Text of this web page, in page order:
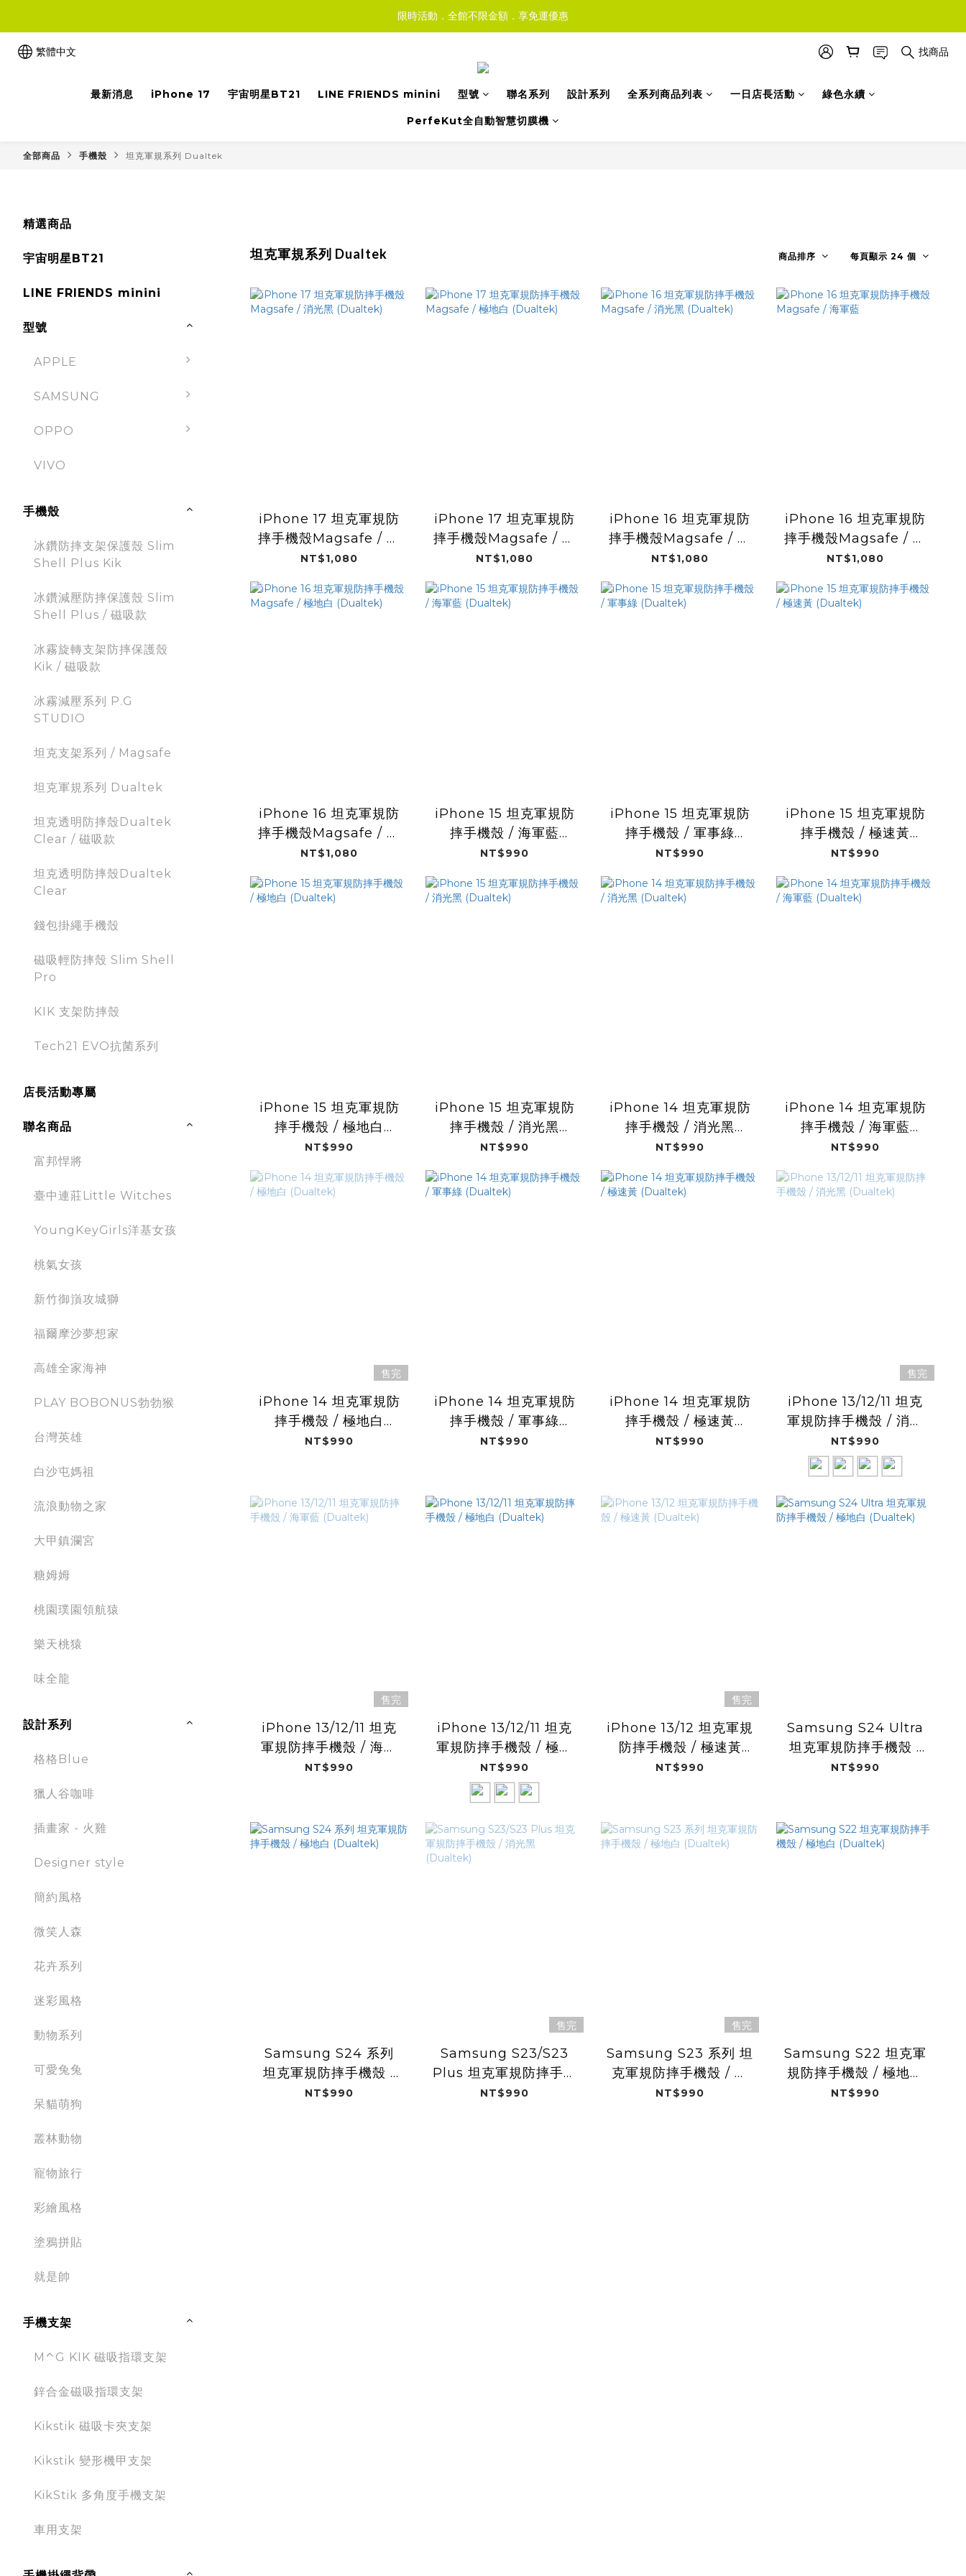
限時活動．全館不限金額．享免運優惠
繁體中文 找商品
最新消息 iPhone 17 宇宙明星BT21 LINE FRIENDS minini 型號 聯名系列 設計系列 全系列商品列表 一日店長活動 綠色永續
PerfeKut全自動智慧切膜機
全部商品 手機殼 坦克軍規系列 Dualtek
精選商品
宇宙明星BT21
LINE FRIENDS minini
型號
APPLE
SAMSUNG
OPPO
VIVO
手機殼
冰鑽防摔支架保護殼 Slim
Shell Plus Kik
冰鑽減壓防摔保護殼 Slim
Shell Plus / 磁吸款
冰霧旋轉支架防摔保護殼
Kik / 磁吸款
冰霧減壓系列 P.G
STUDIO
坦克支架系列 / Magsafe
坦克軍規系列 Dualtek
坦克透明防摔殼Dualtek
Clear / 磁吸款
坦克透明防摔殼Dualtek
Clear
錢包掛繩手機殼
磁吸輕防摔殼 Slim Shell
Pro
KIK 支架防摔殼
Tech21 EVO抗菌系列
店長活動專屬
聯名商品
富邦悍將
臺中連莊Little Witches
YoungKeyGirls洋基女孩
桃氣女孩
新竹御嵿攻城獅
福爾摩沙夢想家
高雄全家海神
PLAY BOBONUS勃勃猴
台灣英雄
白沙屯媽祖
流浪動物之家
大甲鎮瀾宮
糖姆姆
桃園璞園領航猿
樂天桃猿
味全龍
設計系列
格格Blue
獵人谷咖啡
插畫家 - 火雞
Designer style
簡約風格
微笑人森
花卉系列
迷彩風格
動物系列
可愛兔兔
呆貓萌狗
叢林動物
寵物旅行
彩繪風格
塗鴉拼貼
就是帥
手機支架
M⌃G KIK 磁吸指環支架
鋅合金磁吸指環支架
Kikstik 磁吸卡夾支架
Kikstik 變形機甲支架
KikStik 多角度手機支架
車用支架
坦克軍規系列 Dualtek 商品排序 每頁顯示 24 個
iPhone 17 坦克軍規防
摔手機殼Magsafe / 消
光黑 (Dualtek)
NT$1,080
iPhone 17 坦克軍規防
摔手機殼Magsafe / 極
地白 (Dualtek)
NT$1,080
iPhone 16 坦克軍規防
摔手機殼Magsafe / 消
光黑 (Dualtek)
NT$1,080
iPhone 16 坦克軍規防
摔手機殼Magsafe / 海
軍藍
NT$1,080
iPhone 16 坦克軍規防
摔手機殼Magsafe / 極
地白 (Dualtek)
NT$1,080
iPhone 15 坦克軍規防
摔手機殼 / 海軍藍
(Dualtek)
NT$990
iPhone 15 坦克軍規防
摔手機殼 / 軍事綠
(Dualtek)
NT$990
iPhone 15 坦克軍規防
摔手機殼 / 極速黃
(Dualtek)
NT$990
iPhone 15 坦克軍規防
摔手機殼 / 極地白
(Dualtek)
NT$990
iPhone 15 坦克軍規防
摔手機殼 / 消光黑
(Dualtek)
NT$990
iPhone 14 坦克軍規防
摔手機殼 / 消光黑
(Dualtek)
NT$990
iPhone 14 坦克軍規防
摔手機殼 / 海軍藍
(Dualtek)
NT$990
售完
iPhone 14 坦克軍規防
摔手機殼 / 極地白
(Dualtek)
NT$990
iPhone 14 坦克軍規防
摔手機殼 / 軍事綠
(Dualtek)
NT$990
iPhone 14 坦克軍規防
摔手機殼 / 極速黃
(Dualtek)
NT$990
售完
iPhone 13/12/11 坦克
軍規防摔手機殼 / 消光
黑 (Dualtek)
NT$990
售完
iPhone 13/12/11 坦克
軍規防摔手機殼 / 海軍
藍 (Dualtek)
NT$990
iPhone 13/12/11 坦克
軍規防摔手機殼 / 極地
白 (Dualtek)
NT$990
售完
iPhone 13/12 坦克軍規
防摔手機殼 / 極速黃
(Dualtek)
NT$990
Samsung S24 Ultra
坦克軍規防摔手機殼 /
極地白 (Dualtek)
NT$990
Samsung S24 系列
坦克軍規防摔手機殼 /
極地白 (Dualtek)
NT$990
售完
Samsung S23/S23
Plus 坦克軍規防摔手機
殼 / 消光黑 (Dualtek)
NT$990
售完
Samsung S23 系列 坦
克軍規防摔手機殼 / 極
地白 (Dualtek)
NT$990
Samsung S22 坦克軍
規防摔手機殼 / 極地白
(Dualtek)
NT$990